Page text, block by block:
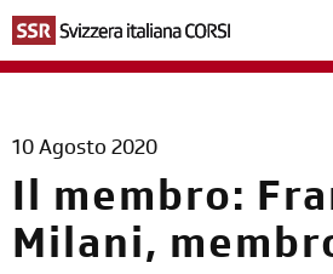
contenuto
principale
Il membro:
Milani,
10 Agosto 2020